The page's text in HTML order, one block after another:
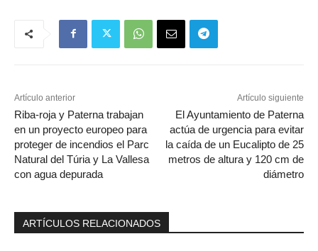
Artículo anterior
Riba-roja y Paterna trabajan
en un proyecto europeo para
proteger de incendios el Parc
Natural del Túria y La Vallesa
con agua depurada
Artículo siguiente
El Ayuntamiento de Paterna
actúa de urgencia para evitar
la caída de un Eucalipto de 25
metros de altura y 120 cm de
diámetro
ARTÍCULOS RELACIONADOS